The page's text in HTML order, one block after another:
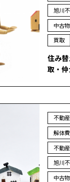
旭川
中古
買取
住み
取・
不動
解体費
不動
旭川
中古